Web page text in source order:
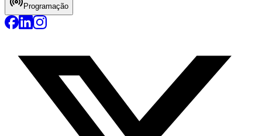
Programação